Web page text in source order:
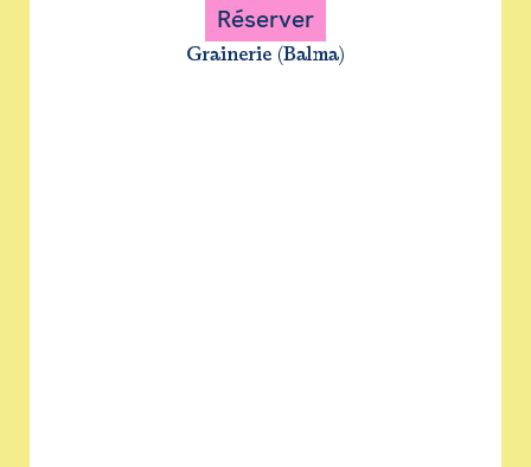
Réserver
Grainerie (Balma)